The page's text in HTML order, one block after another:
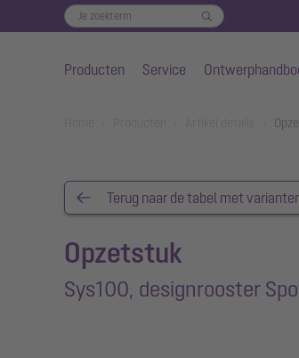
Producten Service
Terug naar de tabel met
Opzetstuk
Sys100, designrooster